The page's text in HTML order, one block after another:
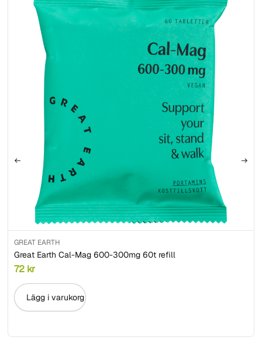
GREAT EARTH
Great Earth Cal-Mag 600-300mg 60t refill
72 kr
Lägg i varukorg